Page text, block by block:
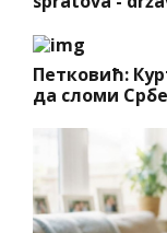
Петковић:
да сломи Србе